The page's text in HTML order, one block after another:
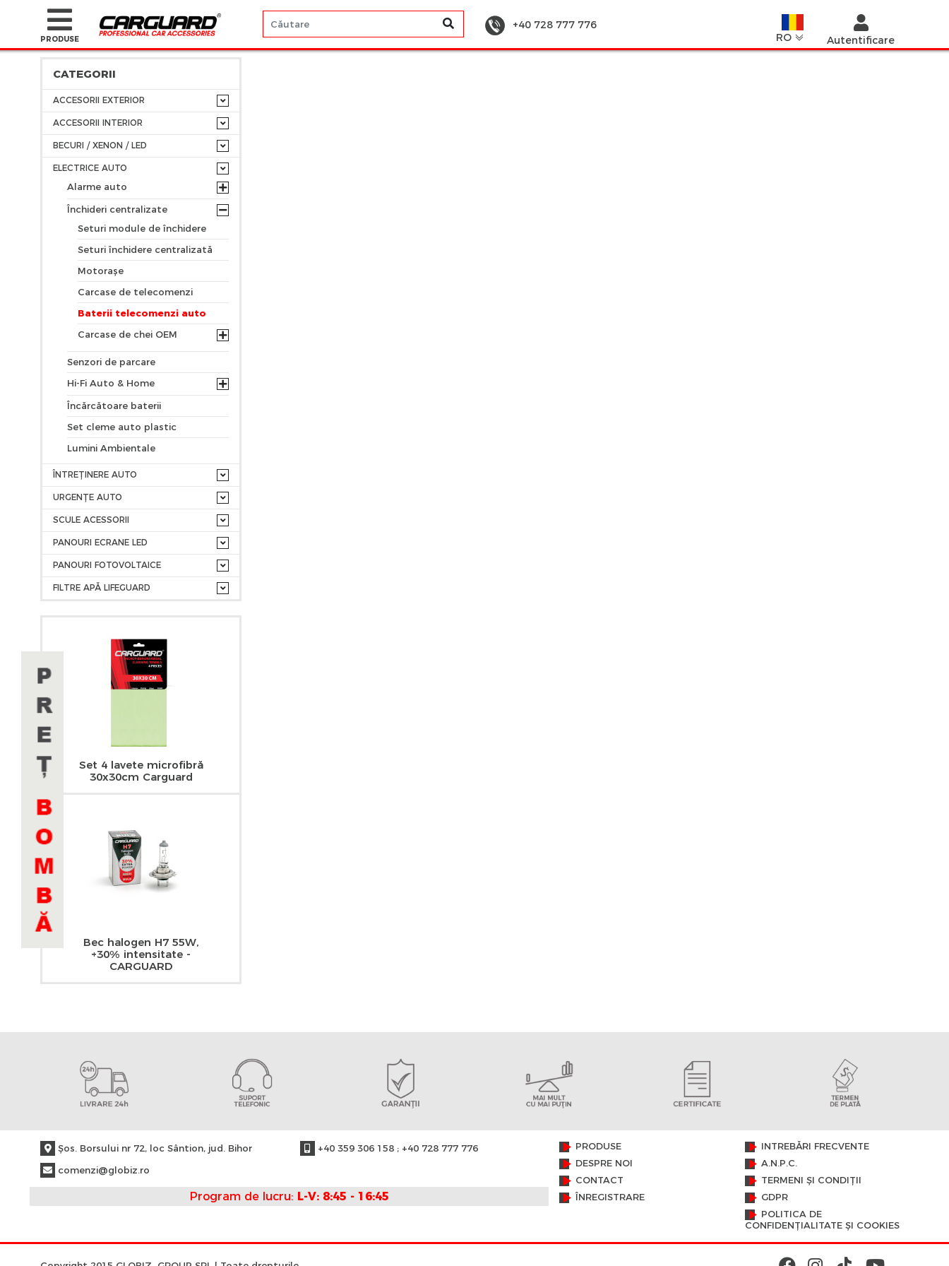
PRODUSE
+40 728 777 776
Autentificare
RO
CATEGORII
ACCESORII EXTERIOR
ACCESORII INTERIOR
BECURI / XENON / LED
ELECTRICE AUTO
Alarme auto
Închideri centralizate
Seturi module de închidere
Seturi închidere centralizată
Motorașe
Carcase de telecomenzi
Baterii telecomenzi auto
Carcase de chei OEM
Senzori de parcare
Hi-Fi Auto & Home
Încărcătoare baterii
Set cleme auto plastic
Lumini Ambientale
ÎNTREȚINERE AUTO
URGENȚE AUTO
SCULE ACESSORII
PANOURI ECRANE LED
PANOURI FOTOVOLTAICE
FILTRE APĂ LIFEGUARD
Set 4 lavete microfibră
30x30cm Carguard
Bec halogen H7 55W,
+30% intensitate -
CARGUARD
Şos. Borsului nr 72, loc Sântion, jud. Bihor
comenzi@globiz.ro
+40 359 306 158 ; +40 728 777 776
Program de lucru: L-V: 8:45 - 16:45
PRODUSE
DESPRE NOI
CONTACT
ÎNREGISTRARE
INTREBĂRI FRECVENTE
A.N.P.C.
TERMENI ȘI CONDIȚII
GDPR
POLITICA DE
CONFIDENȚIALITATE ȘI COOKIES